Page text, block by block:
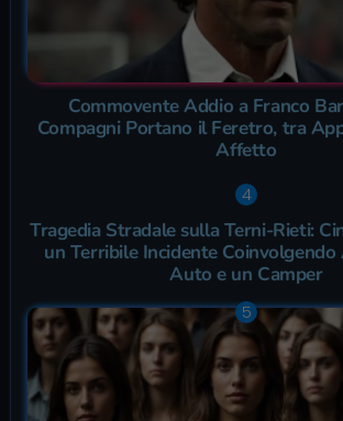
Commovente Addio a Franco
Compagni Portano il Feretro, tra
Affetto
Tragedia Stradale sulla Terni-Rieti:
un Terribile Incidente
Auto e un Camper